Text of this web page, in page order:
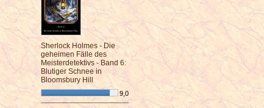
Sherlock Holmes - Die
geheimen Fälle des
Meisterdetektivs - Band 6:
Blutiger Schnee in
Bloomsbury Hill
9,0
¯¯¯¯¯¯¯¯¯¯¯¯¯¯¯¯¯¯¯¯¯¯¯¯